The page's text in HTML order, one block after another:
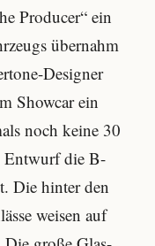
Producer“ ein
übernahm
Designer
Showcar ein
noch keine 30
Entwurf die B-
Die hinter den
weisen auf